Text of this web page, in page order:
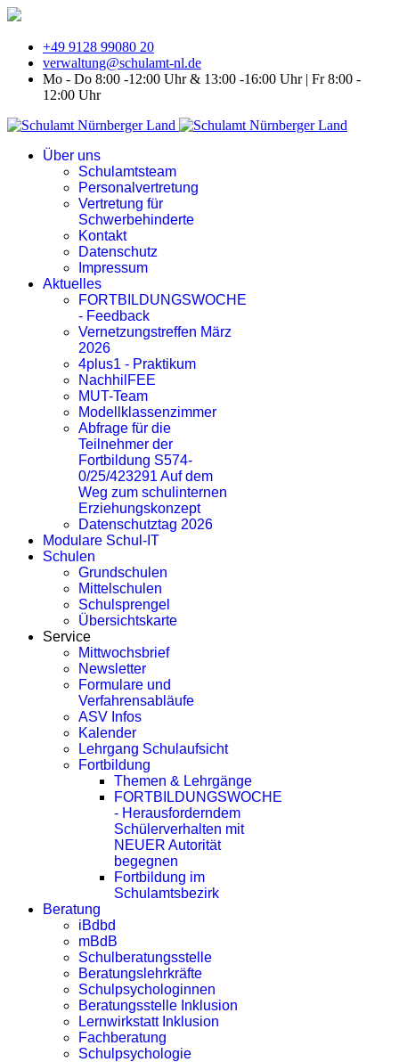
+49 9128 99080 20
verwaltung@schulamt-nl.de
Mo - Do 8:00 -12:00 Uhr & 13:00 -16:00 Uhr | Fr 8:00 -
12:00 Uhr
Über uns
Schulamtsteam
Personalvertretung
Vertretung für
Schwerbehinderte
Kontakt
Datenschutz
Impressum
Aktuelles
FORTBILDUNGSWOCHE
- Feedback
Vernetzungstreffen März
2026
4plus1 - Praktikum
NachhilFEE
MUT-Team
Modellklassenzimmer
Abfrage für die
Teilnehmer der
Fortbildung S574-
0/25/423291 Auf dem
Weg zum schulinternen
Erziehungskonzept
Datenschutztag 2026
Modulare Schul-IT
Schulen
Grundschulen
Mittelschulen
Schulsprengel
Übersichtskarte
Service
Mittwochsbrief
Newsletter
Formulare und
Verfahrensabläufe
ASV Infos
Kalender
Lehrgang Schulaufsicht
Fortbildung
Themen & Lehrgänge
FORTBILDUNGSWOCHE
- Herausforderndem
Schülerverhalten mit
NEUER Autorität
begegnen
Fortbildung im
Schulamtsbezirk
Beratung
iBdbd
mBdB
Schulberatungsstelle
Beratungslehrkräfte
Schulpsychologinnen
Beratungsstelle Inklusion
Lernwirkstatt Inklusion
Fachberatung
Schulpsychologie